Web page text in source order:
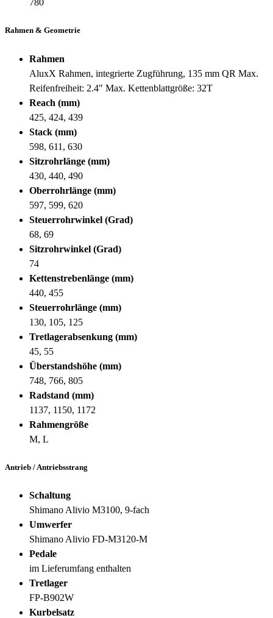
780
Rahmen & Geometrie
Rahmen
AluxX Rahmen, integrierte Zugführung, 135 mm QR Max.
Reifenfreiheit: 2.4" Max. Kettenblattgröße: 32T
Reach (mm)
425, 424, 439
Stack (mm)
598, 611, 630
Sitzrohrlänge (mm)
430, 440, 490
Oberrohrlänge (mm)
597, 599, 620
Steuerrohrwinkel (Grad)
68, 69
Sitzrohrwinkel (Grad)
74
Kettenstrebenlänge (mm)
440, 455
Steuerrohrlänge (mm)
130, 105, 125
Tretlagerabsenkung (mm)
45, 55
Überstandshöhe (mm)
748, 766, 805
Radstand (mm)
1137, 1150, 1172
Rahmengröße
M, L
Antrieb / Antriebsstrang
Schaltung
Shimano Alivio M3100, 9-fach
Umwerfer
Shimano Alivio FD-M3120-M
Pedale
im Lieferumfang enthalten
Tretlager
FP-B902W
Kurbelsatz